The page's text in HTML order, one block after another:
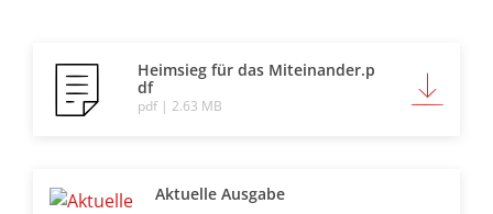
Heimsieg für das Miteinander.p
df
pdf | 2.63 MB
Aktuelle Ausgabe